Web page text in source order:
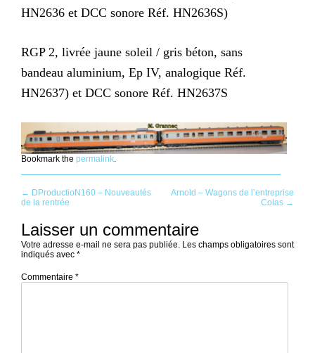
HN2636 et DCC sonore Réf. HN2636S)
RGP 2, livrée jaune soleil / gris béton, sans
bandeau aluminium, Ep IV, analogique Réf.
HN2637) et DCC sonore Réf. HN2637S
Bookmark the permalink.
Post
navigation
← DProductioN160 – Nouveautés
de la rentrée
Arnold – Wagons de l’entreprise
Colas →
Laisser un commentaire
Votre adresse e-mail ne sera pas publiée. Les champs obligatoires sont
indiqués avec *
Commentaire *